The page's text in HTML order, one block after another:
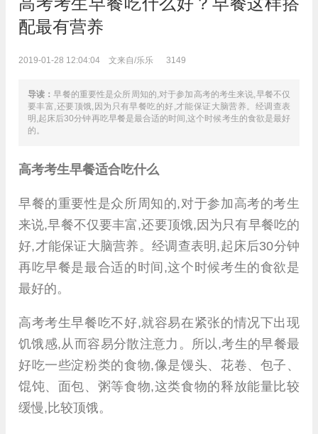
配最有营养
2019-01-28 12:04:04 文来自/乐乐 3149
导读：早餐的重要性是众所周知的,对于参加高考的考生来说,早餐不仅
要丰富,还要顶饿,因为只有早餐吃的好,才能保证大脑营养。经调查表
明,起床后30分钟再吃早餐是最合适的时间,这个时候考生的食欲是最好
的。
高考考生早餐适合吃什么
早餐的重要性是众所周知的,对于参加高考的考生
来说,早餐不仅要丰富,还要顶饿,因为只有早餐吃的
好,才能保证大脑营养。经调查表明,起床后30分钟
再吃早餐是最合适的时间,这个时候考生的食欲是
最好的。
高考考生早餐吃不好,就容易在紧张的情况下出现
饥饿感,从而容易分散注意力。所以,考生的早餐最
好吃一些淀粉类的食物,像是馒头、花卷、包子、
馄饨、面包、粥等食物,这类食物的释放能量比较
缓慢,比较顶饿。